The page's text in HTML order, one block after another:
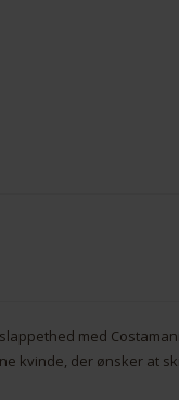
med
kvinde, der ønsker at